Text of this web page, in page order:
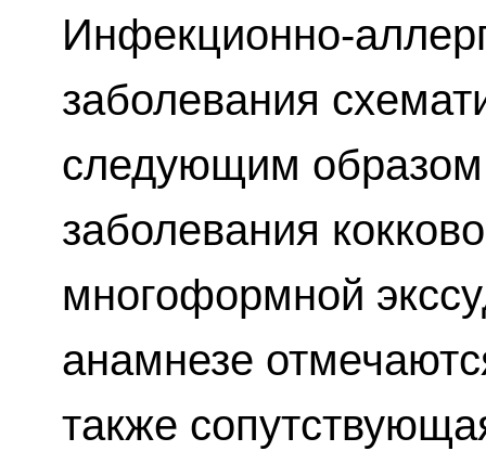
Инфекционно-
заболевания
следующим
заболевания
многоформной
анамнезе
также